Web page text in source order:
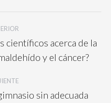
científicos acerca de la
y el cáncer?
sin adecuada